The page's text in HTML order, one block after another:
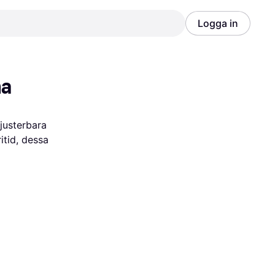
Logga in
dessa